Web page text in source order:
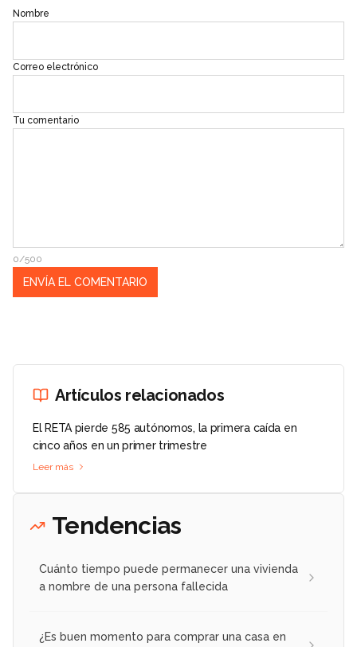
Nombre
Correo electrónico
Tu comentario
0/500
Artículos relacionados
El RETA pierde 585 autónomos, la primera caída en
cinco años en un primer trimestre
Leer más
Tendencias
Cuánto tiempo puede permanecer una vivienda
a nombre de una persona fallecida
¿Es buen momento para comprar una casa en